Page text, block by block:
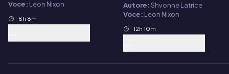
Voce: Leon Nixon
8h 8m
Do 4
Autore:Shvonne Latrice
Voce: Leon Nixon
12h 10m